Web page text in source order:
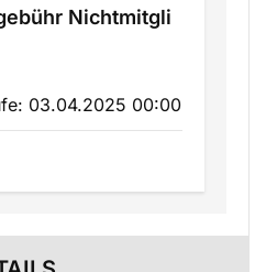
Nichtmitgli
03.04.2025 00:00